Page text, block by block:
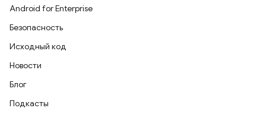
Android for Enterprise
Безопасность
Исходный код
Новости
Блог
Подкасты